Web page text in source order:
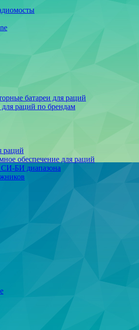
батареи для раций
раций по брендам
раций
обеспечение для раций
БИ диапазона